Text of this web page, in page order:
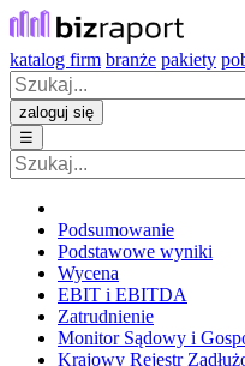
katalog firm branże pakiety
zaloguj się
☰
Podsumowanie
Podstawowe wyniki
Wycena
EBIT i EBITDA
Zatrudnienie
Monitor Sądowy i
Krajowy Rejestr